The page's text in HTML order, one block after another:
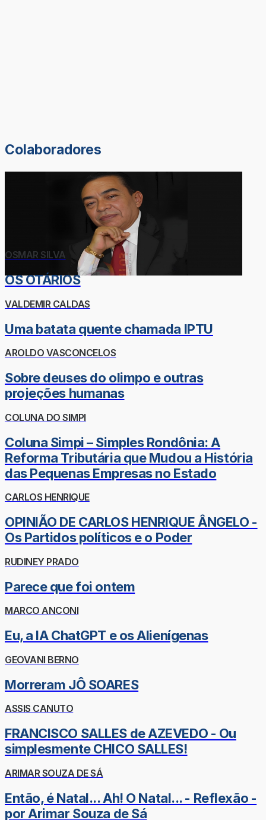
Colaboradores
OSMAR SILVA
OS OTÁRIOS
VALDEMIR CALDAS
Uma batata quente chamada IPTU
AROLDO VASCONCELOS
Sobre deuses do olimpo e outras
projeções humanas
COLUNA DO SIMPI
Coluna Simpi – Simples Rondônia: A
Reforma Tributária que Mudou a História
das Pequenas Empresas no Estado
CARLOS HENRIQUE
OPINIÃO DE CARLOS HENRIQUE ÂNGELO -
Os Partidos políticos e o Poder
RUDINEY PRADO
Parece que foi ontem
MARCO ANCONI
Eu, a IA ChatGPT e os Alienígenas
GEOVANI BERNO
Morreram JÔ SOARES
ASSIS CANUTO
FRANCISCO SALLES de AZEVEDO - Ou
simplesmente CHICO SALLES!
ARIMAR SOUZA DE SÁ
Então, é Natal... Ah! O Natal... - Reflexão -
por Arimar Souza de Sá